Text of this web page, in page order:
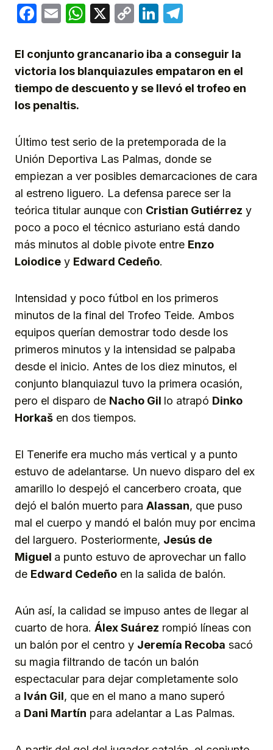
Facebook
EmailWhatsApp
X
CopyLinkedIn
El conjunto grancanario iba a conseguir la
victoria los blanquiazules empataron en el
tiempo de descuento y se llevó el trofeo en
los penaltis.
Último test serio de la pretemporada de la
Unión Deportiva Las Palmas, donde se
empiezan a ver posibles demarcaciones de cara
al estreno liguero. La defensa parece ser la
teórica titular aunque con Cristian Gutiérrez y
poco a poco el técnico asturiano está dando
más minutos al doble pivote entre Enzo
Loiodice y Edward Cedeño.
Intensidad y poco fútbol en los primeros
minutos de la final del Trofeo Teide. Ambos
equipos querían demostrar todo desde los
primeros minutos y la intensidad se palpaba
desde el inicio. Antes de los diez minutos, el
conjunto blanquiazul tuvo la primera ocasión,
pero el disparo de Nacho Gil lo atrapó Dinko
Horkaš en dos tiempos.
El Tenerife era mucho más vertical y a punto
estuvo de adelantarse. Un nuevo disparo del ex
amarillo lo despejó el cancerbero croata, que
dejó el balón muerto para Alassan, que puso
mal el cuerpo y mandó el balón muy por encima
del larguero. Posteriormente, Jesús de
Miguel a punto estuvo de aprovechar un fallo
de Edward Cedeño en la salida de balón.
Aún así, la calidad se impuso antes de llegar al
cuarto de hora. Álex Suárez rompió líneas con
un balón por el centro y Jeremía Recoba sacó
su magia filtrando de tacón un balón
espectacular para dejar completamente solo
a Iván Gil, que en el mano a mano superó
a Dani Martín para adelantar a Las Palmas.